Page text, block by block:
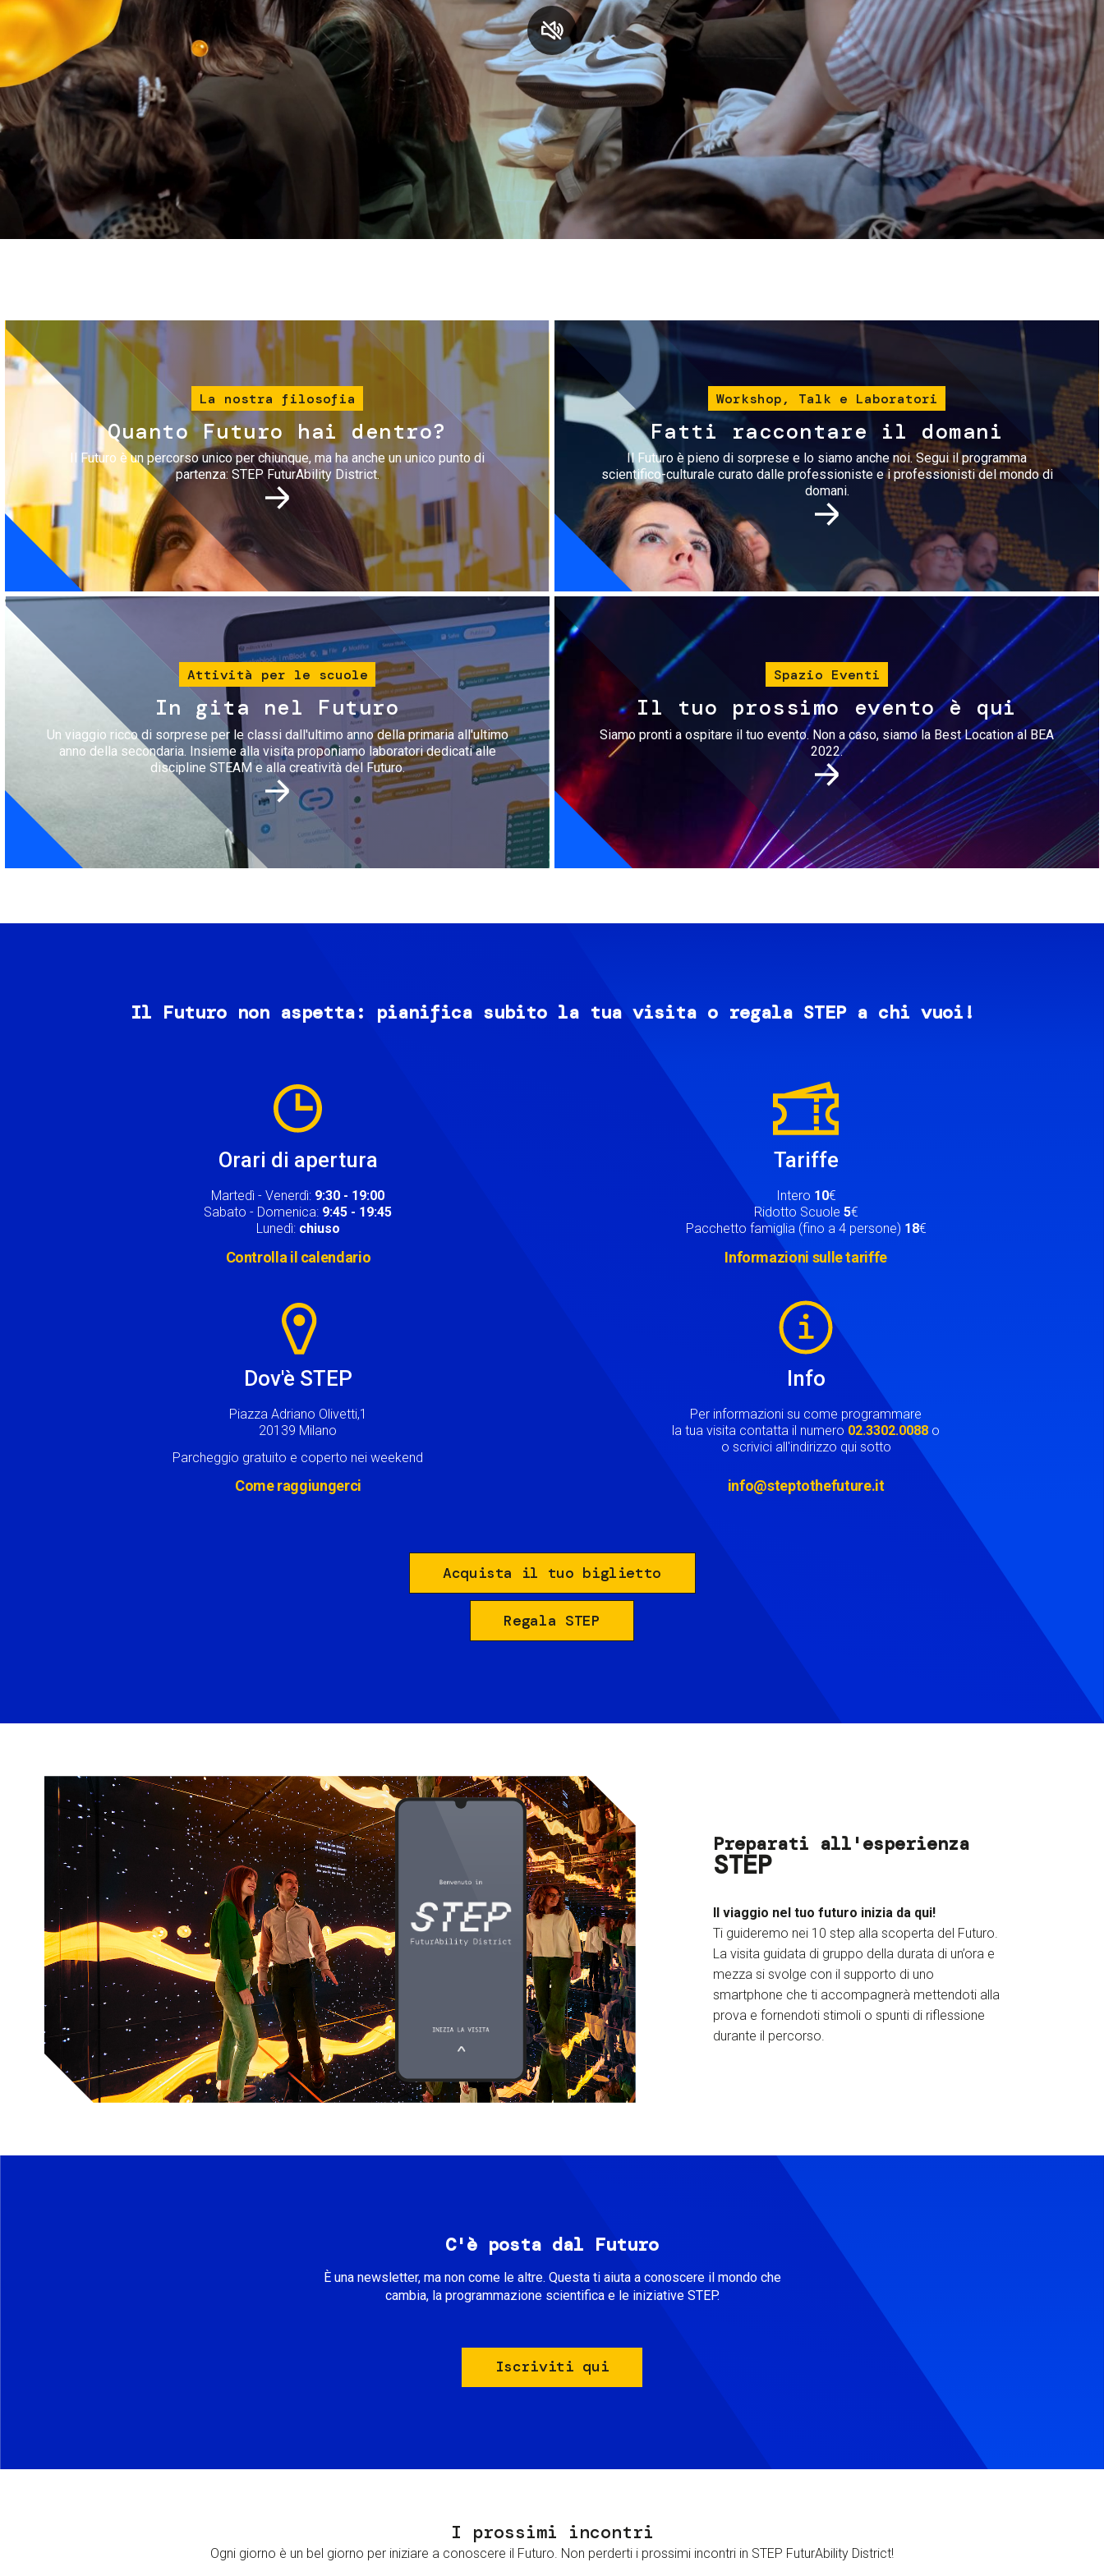
Servizi e accessibilità
Contatti
Biglietti
Immagine
La nostra filosofia
Quanto Futuro hai dentro?
Il Futuro è un percorso unico per chiunque, ma ha anche un unico punto di
partenza: STEP FuturAbility District.
Immagine
Workshop, Talk e Laboratori
Fatti raccontare il domani
Il Futuro è pieno di sorprese e lo siamo anche noi. Segui il programma
scientifico-culturale curato dalle professioniste e i professionisti del mondo di
domani.
Immagine
Attività per le scuole
In gita nel Futuro
Un viaggio ricco di sorprese per le classi dall'ultimo anno della primaria all'ultimo
anno della secondaria. Insieme alla visita proponiamo laboratori dedicati alle
discipline STEAM e alla creatività del Futuro.
Immagine
Spazio Eventi
Il tuo prossimo evento è qui
Siamo pronti a ospitare il tuo evento. Non a caso, siamo la Best Location al BEA
2022.
Il Futuro non aspetta: pianifica subito la tua visita o regala STEP a chi vuoi!
Orari di apertura
Martedì - Venerdì: 9:30 - 19:00
Sabato - Domenica: 9:45 - 19:45
Lunedì: chiuso
Controlla il calendario
Tariffe
Intero 10€
Ridotto Scuole 5€
Pacchetto famiglia (fino a 4 persone) 18€
Informazioni sulle tariffe
Dov'è STEP
Piazza Adriano Olivetti,1
20139 Milano
Parcheggio gratuito e coperto nei weekend
Come raggiungerci
Info
Per informazioni su come programmare
la tua visita contatta il numero 02.3302.0088 o
o scrivici all'indirizzo qui sotto
info@steptothefuture.it
Acquista il tuo biglietto
Regala STEP
Preparati all'esperienza
STEP
Il viaggio nel tuo futuro inizia da qui!
Ti guideremo nei 10 step alla scoperta del Futuro.
La visita guidata di gruppo della durata di un’ora e
mezza si svolge con il supporto di uno
smartphone che ti accompagnerà mettendoti alla
prova e fornendoti stimoli o spunti di riflessione
durante il percorso.
C'è posta dal Futuro
È una newsletter, ma non come le altre. Questa ti aiuta a conoscere il mondo che
cambia, la programmazione scientifica e le iniziative STEP.
Iscriviti qui
I prossimi incontri
Ogni giorno è un bel giorno per iniziare a conoscere il Futuro. Non perderti i prossimi incontri in STEP FuturAbility District!